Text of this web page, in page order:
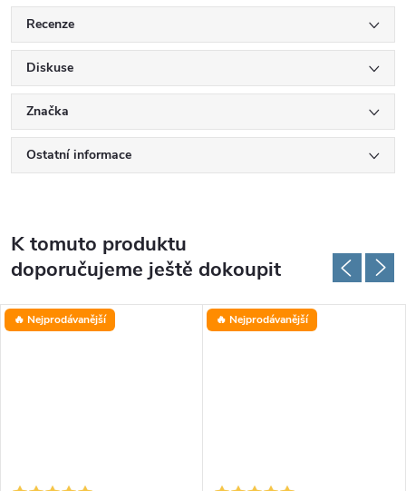
Recenze
Diskuse
Značka
Ostatní informace
K tomuto produktu
doporučujeme ještě dokoupit
🔥 Nejprodávanější 🔥 Nejprodávanější